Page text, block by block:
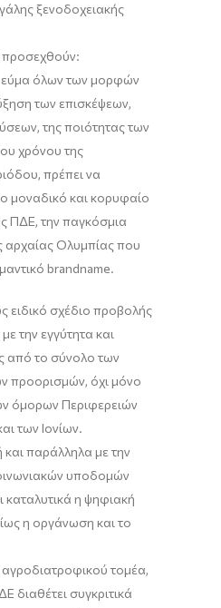
ξενοδοχειακής
προσεχθούν:
όλων των μορφών
των επισκέψεων,
της ποιότητας των
χρόνου της
πρέπει να
μοναδικό και κορυφαίο
ΠΔΕ, την παγκόσμια
αρχαίας Ολυμπίας που
brandname.
ειδικό σχέδιο προβολής
την εγγύτητα και
από το σύνολο των
προορισμών, όχι μόνο
όμορων Περιφερειών
των Ιονίων.
και παράλληλα με την
υποδομών
καταλυτικά η ψηφιακή
η οργάνωση και το
τομέα,
διαθέτει συγκριτικά